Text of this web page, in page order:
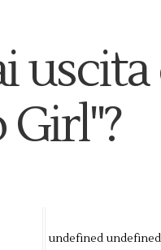
Girl"?
undefined